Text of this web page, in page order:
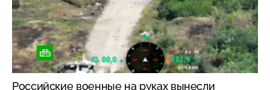
Российские военные на руках вынесли